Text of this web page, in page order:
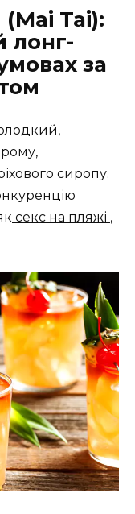
Tai):
лонг-
за
сиропу.
секс на пляжі ,